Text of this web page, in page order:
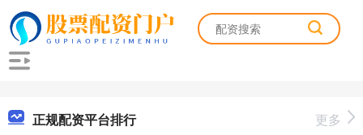
正规配资平台排行 更多